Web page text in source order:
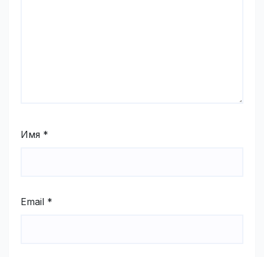
Имя *
Email *